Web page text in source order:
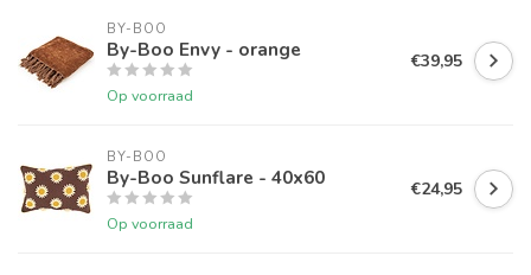
BY-BOO
By-Boo Envy - orange
Op voorraad
€39,95
BY-BOO
By-Boo Sunflare - 40x60
Op voorraad
€24,95